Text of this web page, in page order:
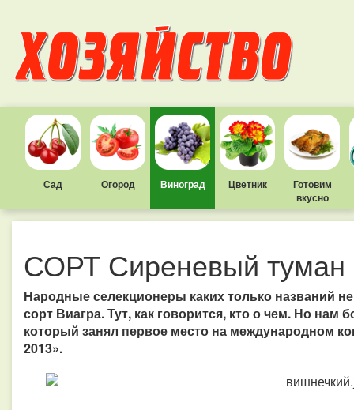
Сад Огород Виноград Цветник
Готовим
вкусно
СОРТ Сиреневый туман
Народные селекционеры каких только названий
сорт Виагра. Тут, как говорится, кто о чем. Но
который занял первое место на международном
2013».